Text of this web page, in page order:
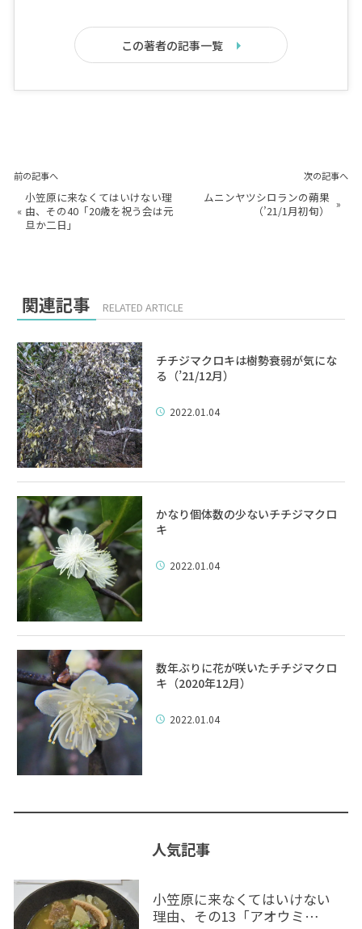
この著者の記事一覧
前の記事へ
«
小笠原に来なくてはいけない理
由、その40「20歳を祝う会は元
旦か二日」
次の記事へ
ムニンヤツシロランの蒴果
（’21/1月初旬）
»
関連記事 RELATED ARTICLE
チチジマクロキは樹勢衰弱が気にな
る（’21/12月）
2022.01.04
かなり個体数の少ないチチジマクロ
キ
2022.01.04
数年ぶりに花が咲いたチチジマクロ
キ（2020年12月）
2022.01.04
人気記事
小笠原に来なくてはいけない
理由、その13「アオウミ…